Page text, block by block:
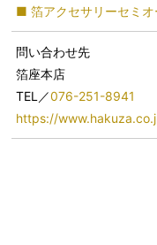
■ 箔アクセサリーセミ
問い合わせ先
箔座本店
TEL／076-251-8941
https://